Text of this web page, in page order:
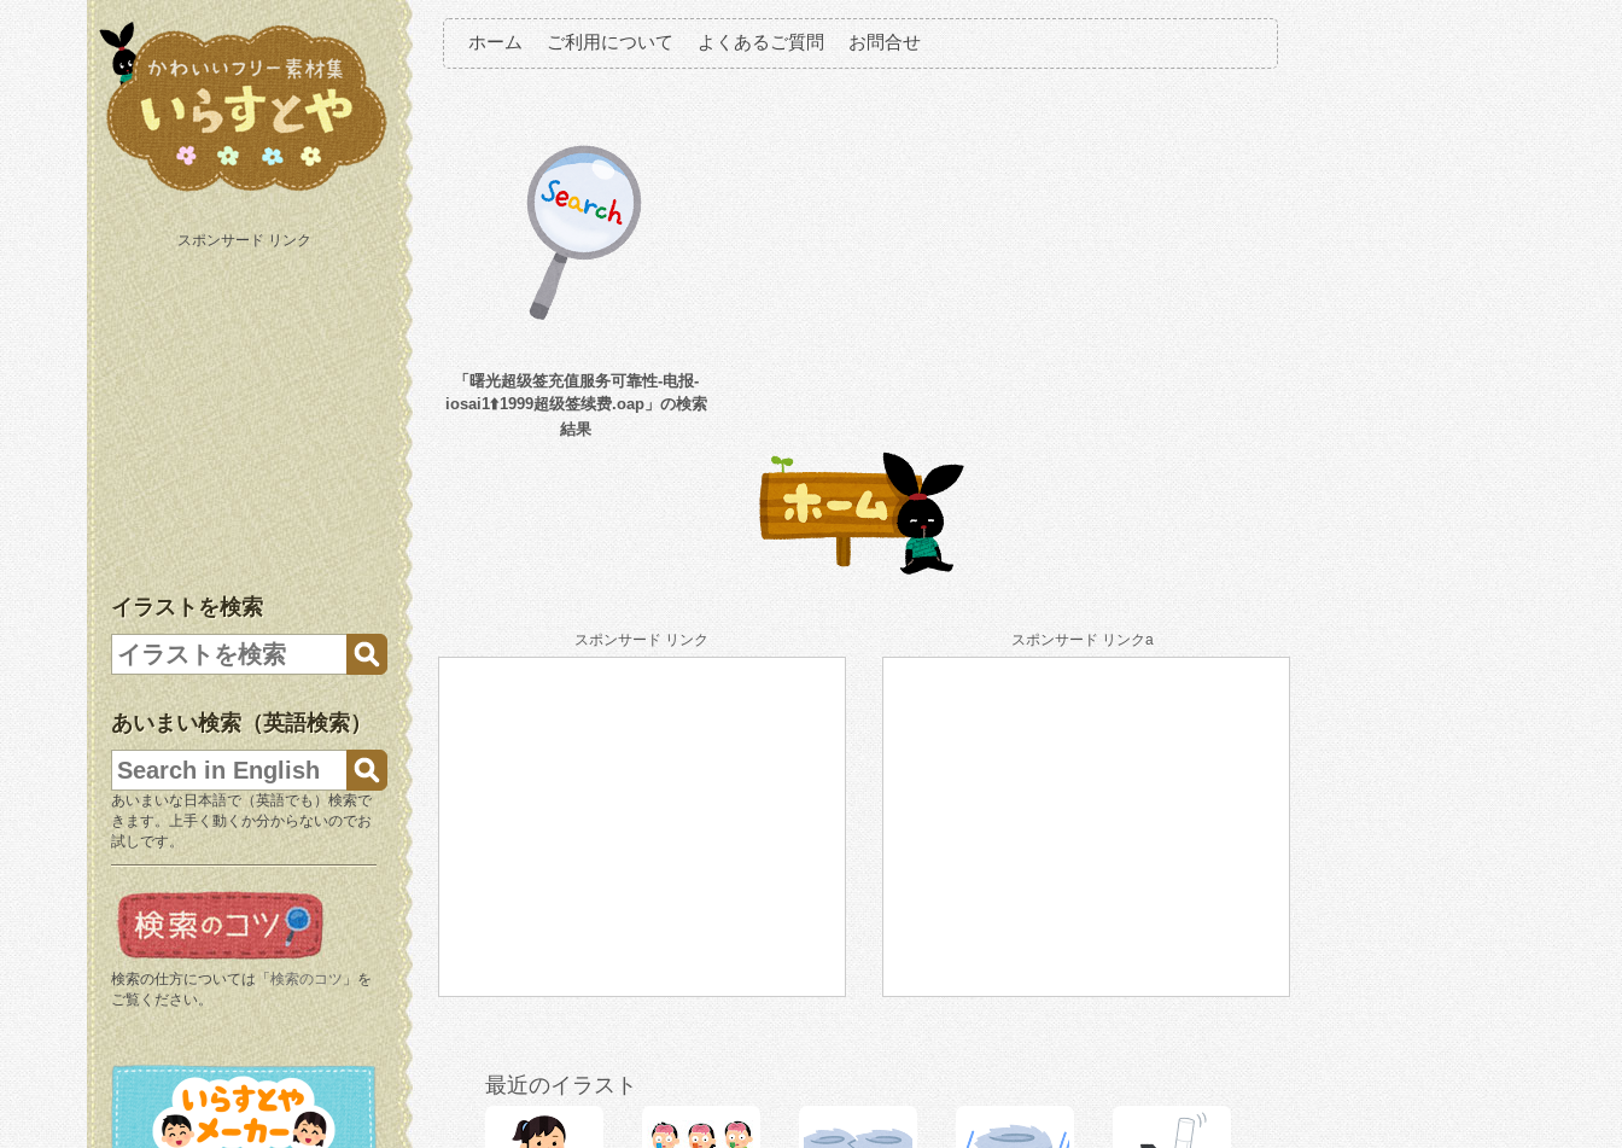
スポンサード リンク
イラストを検索
あいまい検索（英語検索）
あいまいな日本語で（英語でも）検索で
きます。上手く動くか分からないのでお
試しです。
検索の仕方については「 検索のコツ 」を
ご覧ください。
ホーム ご利用について よくあるご質問 お問合せ
「曙光超级签充值服务可靠性-电报-
iosai1⬆️1999超级签续费.oap」の検索
結果
スポンサード リンク スポンサード リンクa
最近のイラスト